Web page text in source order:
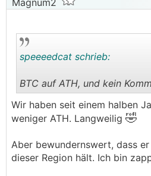
Magnum2
..
speeeedcat schrieb:
BTC auf ATH, und kein
Wir haben seit einem halben
weniger ATH. Langweilig 🤣
Aber bewundernswert, dass
dieser Region hält. Ich bin